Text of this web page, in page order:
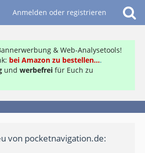
Anmelden oder registrieren
& Web-Analysetools!
bei Amazon zu bestellen....
und werbefrei für Euch zu
von pocketnavigation.de: